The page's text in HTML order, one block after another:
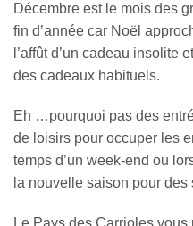
Décembre est le mois des
fin d’année car Noël
l’affût d’un cadeau insolite
des cadeaux habituels.
Eh …pourquoi pas des
de loisirs pour occuper les
temps d’un week-end ou
la nouvelle saison pour